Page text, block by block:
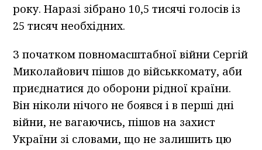
року. Наразі зібрано 10,5 тисячі голосів із
25 тисяч необхідних.
З початком повномасштабної війни Сергій
Миколайович пішов до військкомату, аби
приєднатися до оборони рідної країни.
Він ніколи нічого не боявся і в перші дні
війни, не вагаючись, пішов на захист
України зі словами, що не залишить цю